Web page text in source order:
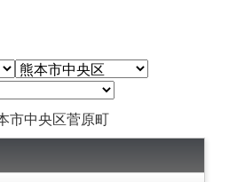
市中央区菅原町